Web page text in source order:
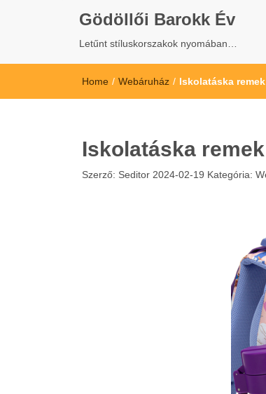
Gödöllői Barokk Év
Letűnt stíluskorszakok nyomában…
Home / Webáruház / Iskolatáska
Iskolatáska
Szerző: Seditor 2024-02-19 Kategória: